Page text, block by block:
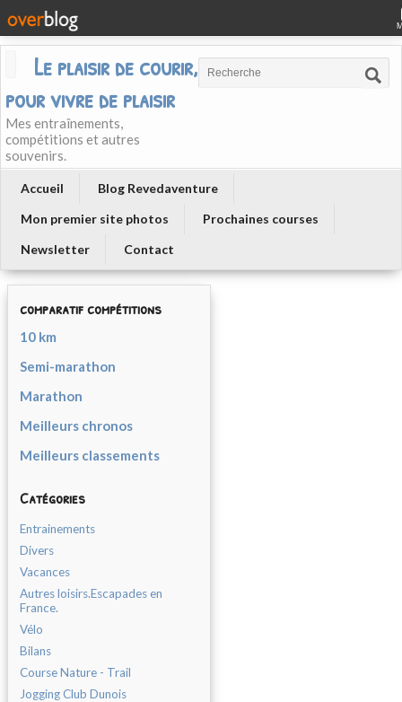
Le plaisir de courir, courir
pour vivre de plaisir
Mes entraînements,
compétitions et autres
souvenirs.
Accueil
Blog Revedaventure
Mon premier site photos
Prochaines courses
Newsletter
Contact
comparatif compétitions
10 km
Semi-marathon
Marathon
Meilleurs chronos
Meilleurs classements
Catégories
Entrainements
Divers
Vacances
Autres loisirs.Escapades en
France.
Vélo
Bilans
Course Nature - Trail
Jogging Club Dunois